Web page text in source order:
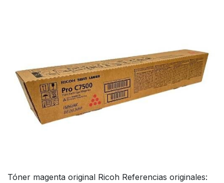
Tóner magenta original Ricoh Referencias originales: